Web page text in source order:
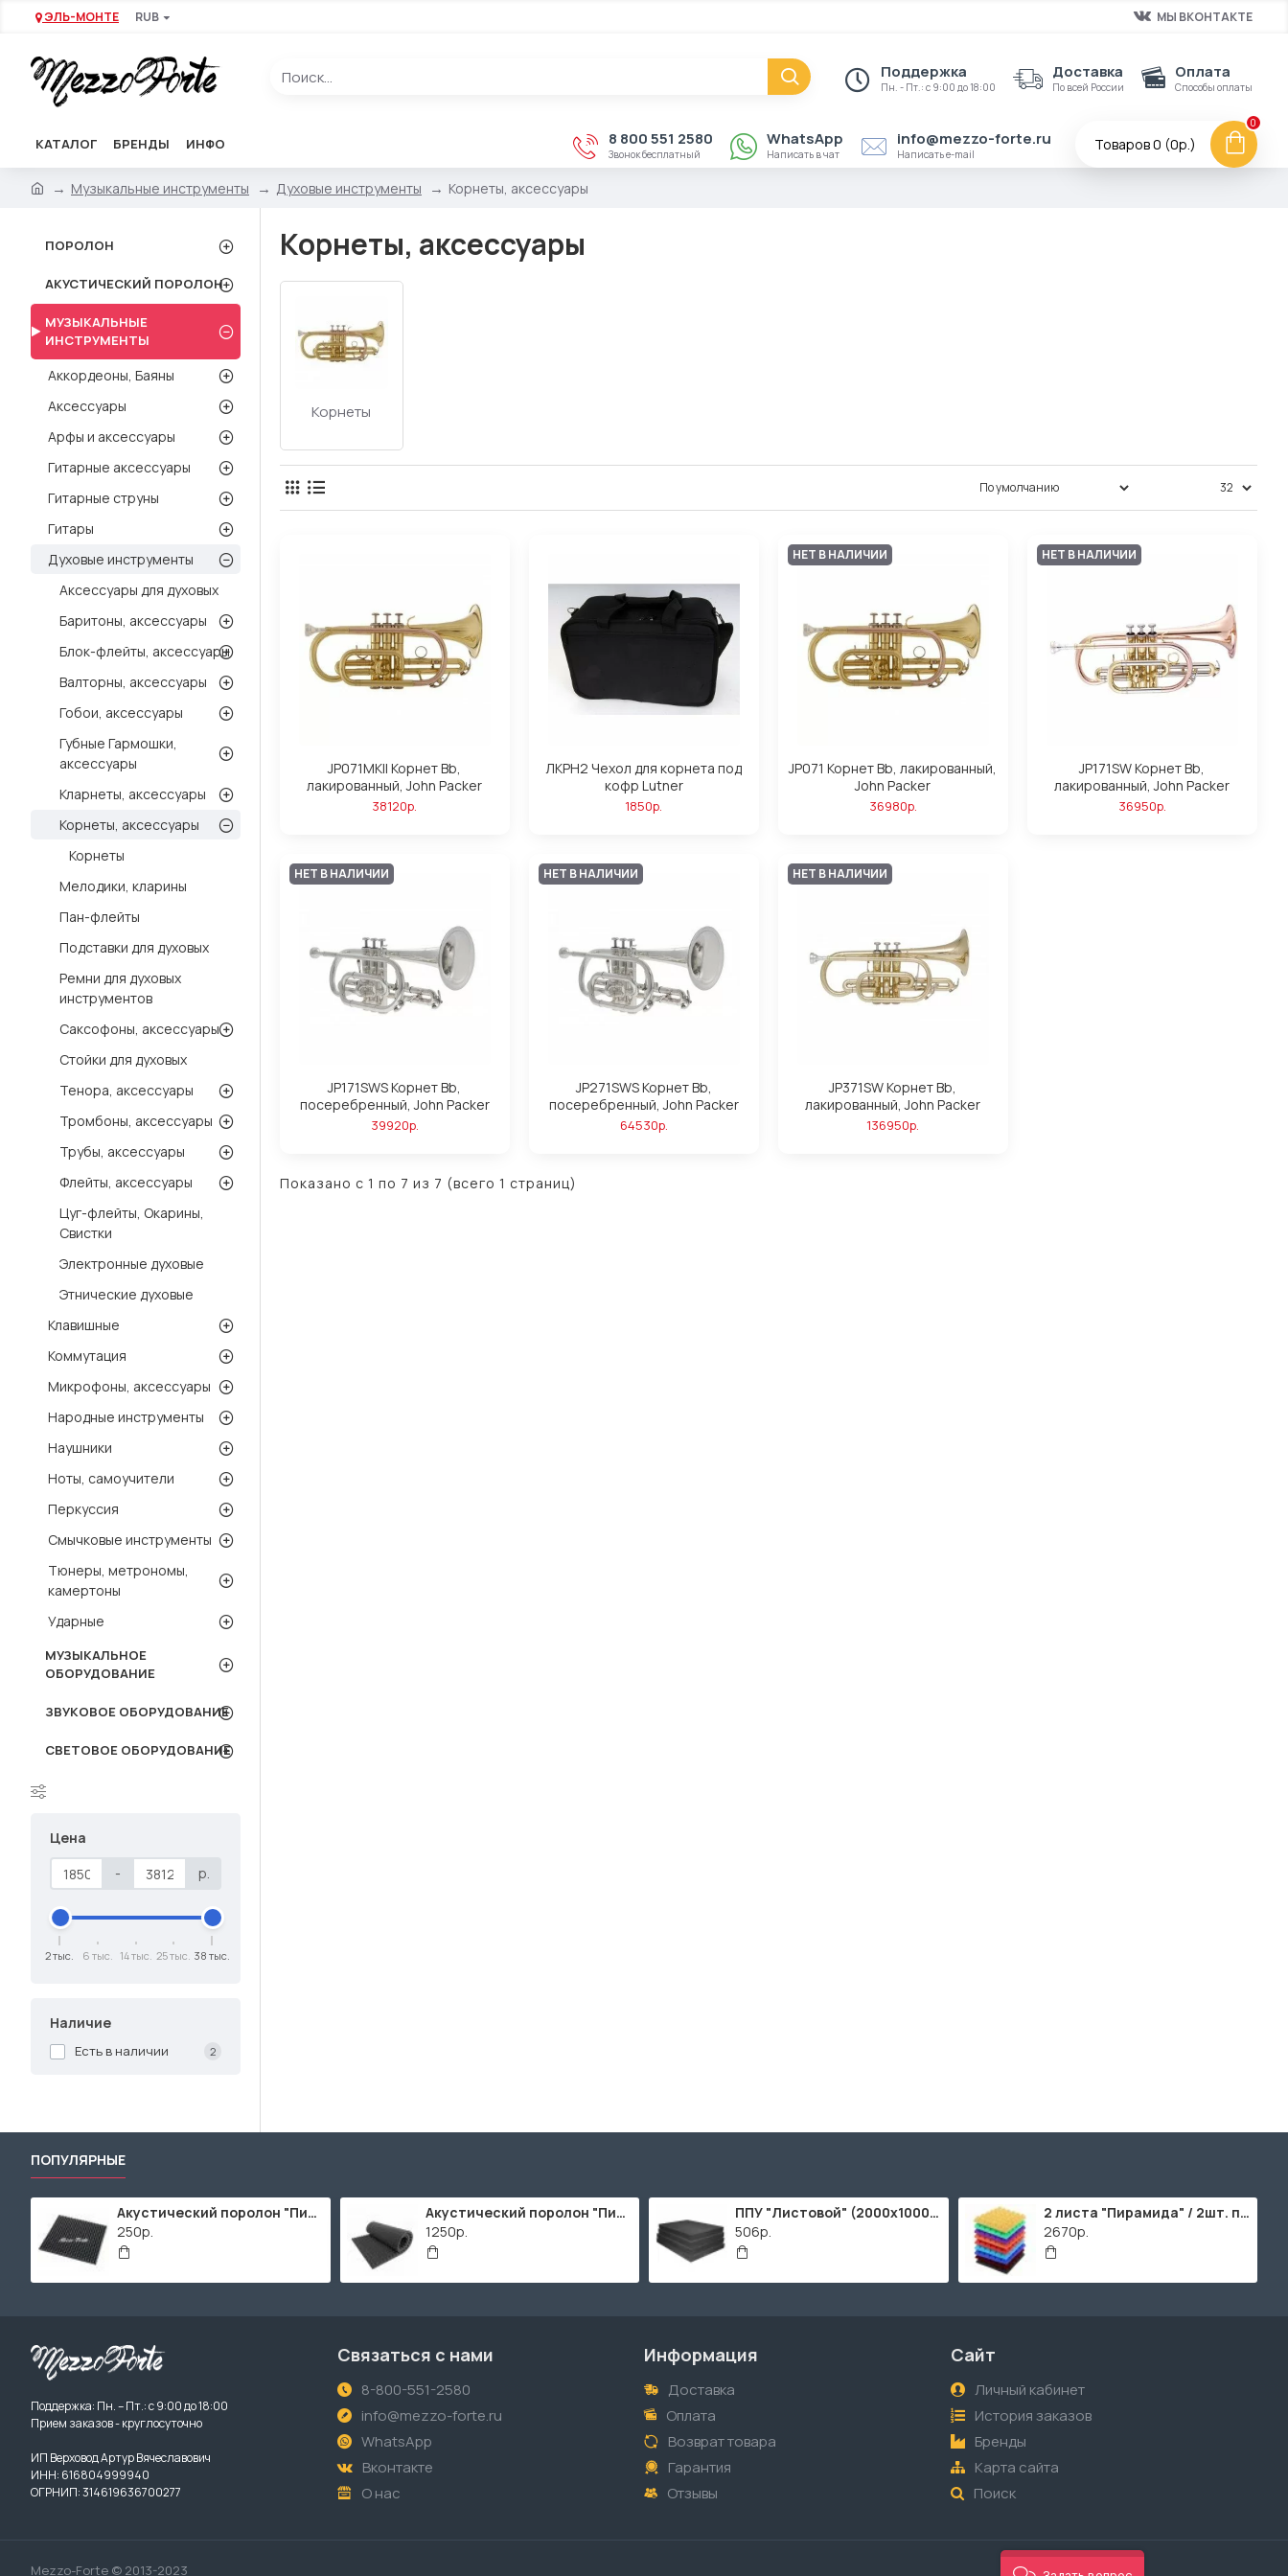
ЭЛЬ-МОНТЕ RUB МЫ ВКОНТАКТЕ
Поддержка
Пн. - Пт.: с 9:00 до 18:00
Доставка
По всей России
Оплата
Способы оплаты
КАТАЛОГ БРЕНДЫ ИНФО 8 800 551 2580
Звонок бесплатный
WhatsApp
Написать в чат
info@mezzo-forte.ru
Написать e-mail
Товаров 0 (0р.)
0
Музыкальные инструменты Духовые инструменты Корнеты, аксессуары
ПОРОЛОН
АКУСТИЧЕСКИЙ ПОРОЛОН
МУЗЫКАЛЬНЫЕ
ИНСТРУМЕНТЫ
Аккордеоны, Баяны
Аксессуары
Арфы и аксессуары
Гитарные аксессуары
Гитарные струны
Гитары
Духовые инструменты
Аксессуары для духовых
Баритоны, аксессуары
Блок-флейты, аксессуары
Валторны, аксессуары
Гобои, аксессуары
Губные Гармошки,
аксессуары
Кларнеты, аксессуары
Корнеты, аксессуары
Корнеты
Мелодики, кларины
Пан-флейты
Подставки для духовых
Ремни для духовых
инструментов
Саксофоны, аксессуары
Стойки для духовых
Тенора, аксессуары
Тромбоны, аксессуары
Трубы, аксессуары
Флейты, аксессуары
Цуг-флейты, Окарины,
Свистки
Электронные духовые
Этнические духовые
Клавишные
Коммутация
Микрофоны, аксессуары
Народные инструменты
Наушники
Ноты, самоучители
Перкуссия
Смычковые инструменты
Тюнеры, метрономы,
камертоны
Ударные
МУЗЫКАЛЬНОЕ
ОБОРУДОВАНИЕ
ЗВУКОВОЕ ОБОРУДОВАНИЕ
СВЕТОВОЕ ОБОРУДОВАНИЕ
Цена
-
р.
2 тыс. 6 тыс. 14 тыс. 25 тыс. 38 тыс.
Наличие
Есть в наличии 2
Корнеты, аксессуары
Корнеты
JP071MKII Корнет Bb,
лакированный, John Packer
38120р.
ЛКРН2 Чехол для корнета под
кофр Lutner
1850р.
НЕТ В НАЛИЧИИ
JP071 Корнет Bb, лакированный,
John Packer
36980р.
НЕТ В НАЛИЧИИ
JP171SW Корнет Bb,
лакированный, John Packer
36950р.
НЕТ В НАЛИЧИИ
JP171SWS Корнет Bb,
посеребренный, John Packer
39920р.
НЕТ В НАЛИЧИИ
JP271SWS Корнет Bb,
посеребренный, John Packer
64530р.
НЕТ В НАЛИЧИИ
JP371SW Корнет Bb,
лакированный, John Packer
136950р.
Показано с 1 по 7 из 7 (всего 1 страниц)
ПОПУЛЯРНЫЕ
Акустический поролон "Пирамида" / 480x480х30мм / Темно-серый
250р.
Акустический поролон "Пирамида" / 2000х1000мм
1250р.
ППУ "Листовой" (2000х1000мм)
506р.
2 листа "Пирамида" / 2шт. по 2000х1000мм
2670р.
Поддержка: Пн. – Пт.: с 9:00 до 18:00
Прием заказов - круглосуточно
ИП Верховод Артур Вячеславович
ИНН: 616804999940
ОГРНИП: 314619636700277
Связаться с нами
8-800-551-2580
info@mezzo-forte.ru
WhatsApp
Вконтакте
О нас
Информация
Доставка
Оплата
Возврат товара
Гарантия
Отзывы
Сайт
Личный кабинет
История заказов
Бренды
Карта сайта
Поиск
Mezzo-Forte © 2013-2023